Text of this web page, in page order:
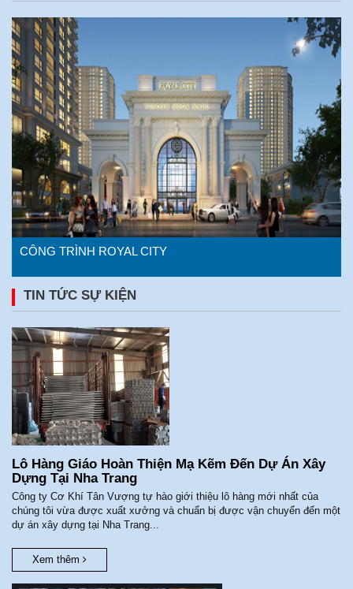
CÔNG TRÌNH ROYAL CITY
TIN TỨC SỰ KIỆN
Lô Hàng Giáo Hoàn Thiện Mạ Kẽm Đến Dự Án Xây
Dựng Tại Nha Trang
Công ty Cơ Khí Tân Vượng tự hào giới thiệu lô hàng mới nhất của
chúng tôi vừa được xuất xưởng và chuẩn bị được vận chuyển đến một
dự án xây dựng tại Nha Trang...
Xem thêm